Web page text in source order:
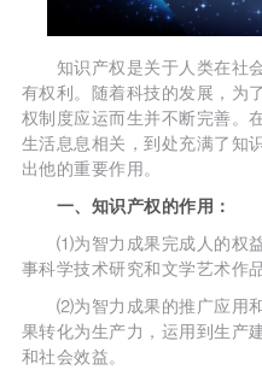
知识产权是关于人类在社会
有权利。随着科技的发展，为
权制度应运而生并不断完善。
生活息息相关，到处充满了知
出他的重要作用。
一、知识产权的作用：
⑴为智力成果完成人的权益
事科学技术研究和文学艺术作
⑵为智力成果的推广应用和
果转化为生产力，运用到生产
和社会效益。